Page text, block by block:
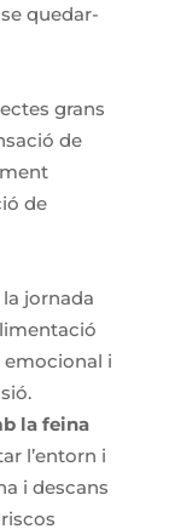
quedar-
grans
de
de
jornada
emocional i
la feina
l’entorn i
i descans